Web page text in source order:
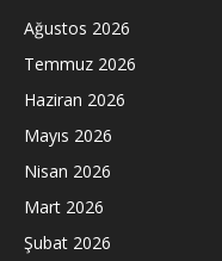
Ağustos 2026
Temmuz 2026
Haziran 2026
Mayıs 2026
Nisan 2026
Mart 2026
Şubat 2026